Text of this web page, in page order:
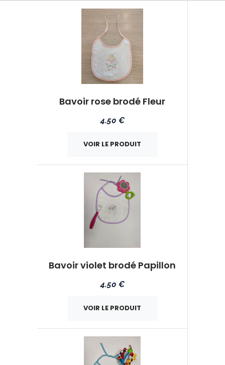
Bavoir rose brodé Fleur
4.50 €
VOIR LE PRODUIT
Bavoir violet brodé Papillon
4.50 €
VOIR LE PRODUIT